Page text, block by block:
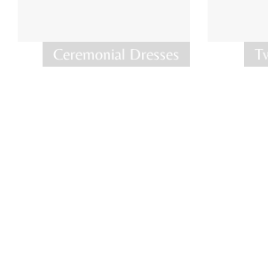
Ceremonial Dresses